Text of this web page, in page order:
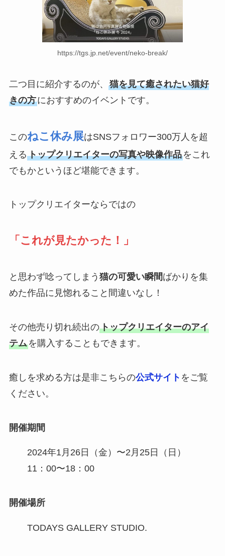
https://tgs.jp.net/event/neko-break/
二つ目に紹介するのが、 猫を見て癒されたい猫好
きの方におすすめのイベントです。
このねこ休み展はSNSフォロワー300万人を超
えるトップクリエイターの写真や映像作品をこれ
でもかというほど堪能できます。
トップクリエイターならではの
「これが見たかった！」
と思わず唸ってしまう 猫の可愛い瞬間ばかりを集
めた作品に見惚れること間違いなし！
その他売り切れ続出のトップクリエイターのアイ
テムを購入することもできます。
癒しを求める方は是非こちらの公式サイト をご覧
ください。
開催期間
2024年1月26日（金）〜2月25日（日）
11：00〜18：00
開催場所
TODAYS GALLERY STUDIO.